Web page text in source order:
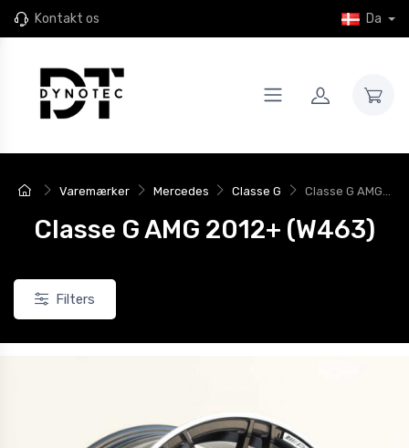
Kontakt os Da
Varemærker Mercedes Classe G Classe G AMG...
Classe G AMG 2012+ (W463)
Filters